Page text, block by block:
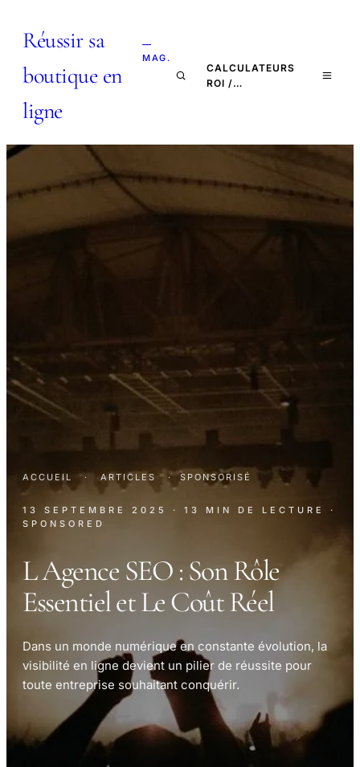
Réussir sa
boutique en
ligne
—
MAG.
CALCULATEURS
ROI /…
ACCUEIL · ARTICLES · SPONSORISÉ
13 SEPTEMBRE 2025 · 13 MIN DE LECTURE
·
SPONSORED
L Agence SEO : Son Rôle
Essentiel et Le Coût Réel
Dans un monde numérique en constante évolution, la
visibilité en ligne devient un pilier de réussite pour
toute entreprise souhaitant conquérir.